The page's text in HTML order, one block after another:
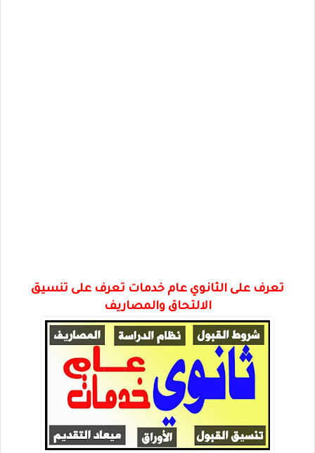
تعرف على الثانوي عام خدمات تعرف على تنسيق
الالتحاق والمصاريف